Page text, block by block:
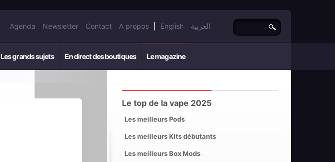
Agenda Newsletter Contact A propos English العربية
Les grands sujets En direct des boutiques Le magazine
Le top de la vape 2025
Les meilleurs Pods
Les meilleurs Kits débutants
Les meilleurs Box Mods